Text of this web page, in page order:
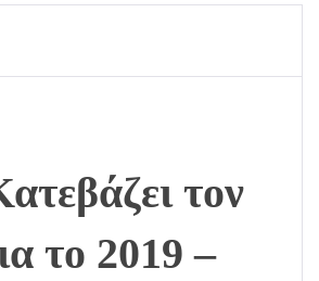
τον
το 2019 –